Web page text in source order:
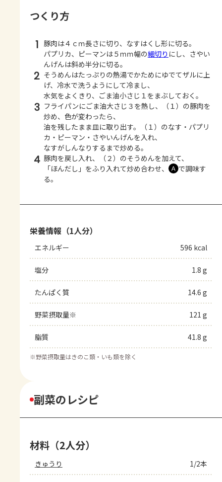
つくり方
1 豚肉は４ｃｍ長さに切り、なすはくし形に切る。
パプリカ、ピーマンは５ｍｍ幅の細切り にし、さやい
んげんは斜め半分に切る。
2 そうめんはたっぷりの熱湯でかためにゆでてザルに上
げ、冷水で洗うようにして冷まし、
水気をよくきり、ごま油小さじ１をまぶしておく。
3 フライパンにごま油大さじ３を熱し、（１）の豚肉を
炒め、色が変わったら、
油を残したまま皿に取り出す。（１）のなす・パプリ
カ・ピーマン・さやいんげんを入れ、
なすがしんなりするまで炒める。
4 豚肉を戻し入れ、（２）のそうめんを加えて、
「ほんだし」をふり入れて炒め合わせ、
Ａ で調味す
る。
栄養情報（1人分）
エネルギー 596 kcal
塩分 1.8 g
たんぱく質 14.6 g
野菜摂取量※ 121 g
脂質 41.8 g
※野菜摂取量はきのこ類・いも類を除く
副菜のレシピ
材料（2人分）
きゅうり 1/2本